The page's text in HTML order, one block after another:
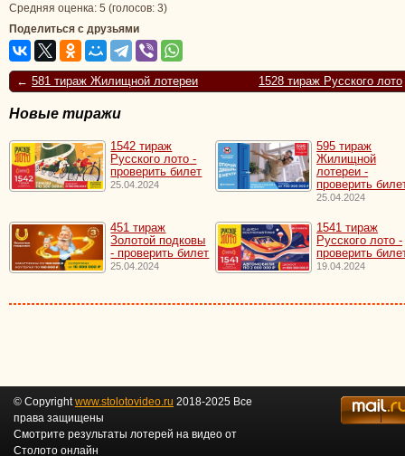
Средняя оценка: 5 (голосов: 3)
Поделиться с друзьями
← 581 тираж Жилищной лотереи 1528 тираж Русского лото
Новые тиражи
1542 тираж
Русского лото -
проверить билет
25.04.2024
595 тираж
Жилищной
лотереи -
проверить
25.04.2024
451 тираж
Золотой подковы
- проверить билет
25.04.2024
1541 тираж
Русского лото -
проверить
19.04.2024
© Copyrightwww.stolotovideo.ru 2018-2025 Все
права защищены
Смотрите результаты лотерей на видео от
Столото онлайн